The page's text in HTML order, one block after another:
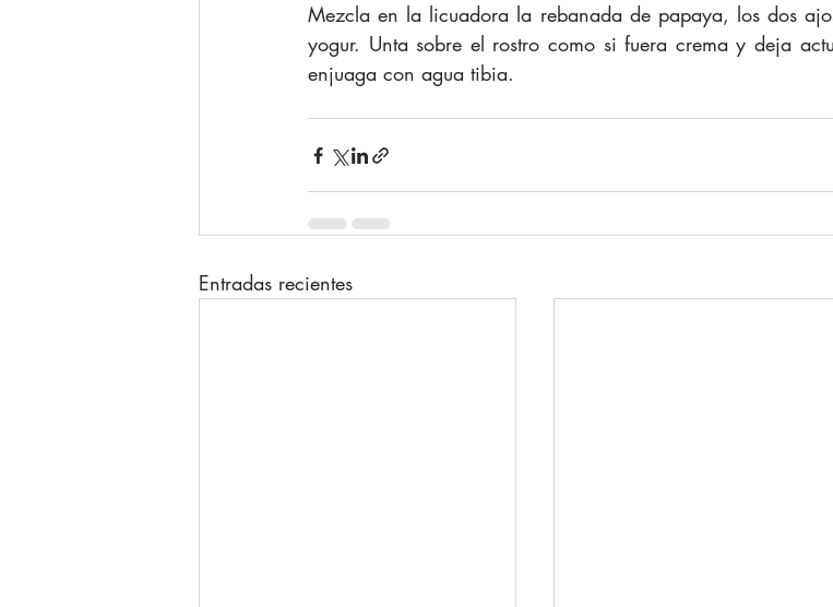
Mezcla en la licuadora la rebanada de papaya, los dos
yogur. Unta sobre el rostro como si fuera crema y deja
enjuaga con agua tibia.
Entradas recientes